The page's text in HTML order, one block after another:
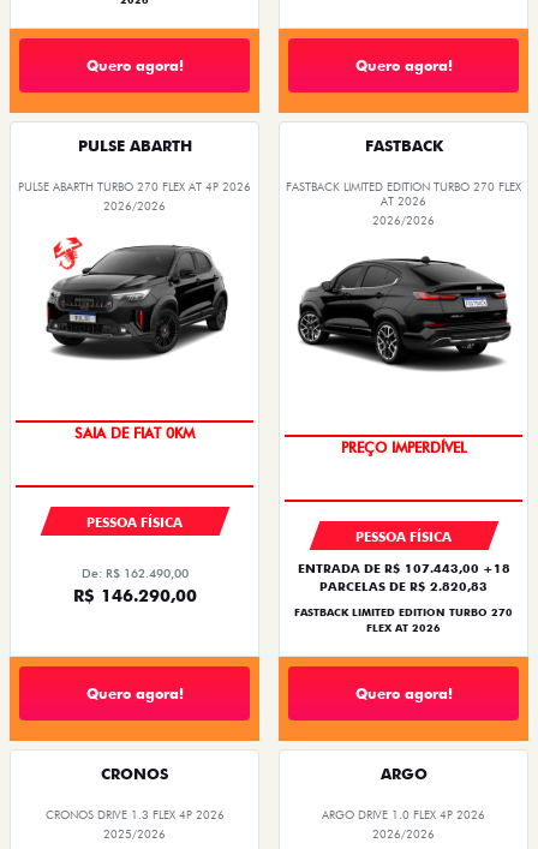
Quero agora! Quero agora!
PULSE ABARTH
PULSE ABARTH TURBO 270 FLEX AT 4P 2026
2026/2026
SAIA DE FIAT 0KM
PESSOA FÍSICA
De: R$ 162.490,00
R$ 146.290,00
Quero agora!
FASTBACK
FASTBACK LIMITED EDITION TURBO 270 FLEX
AT 2026
2026/2026
PREÇO IMPERDÍVEL
PESSOA FÍSICA
ENTRADA DE R$ 107.443,00 +18
PARCELAS DE R$ 2.820,83
FASTBACK LIMITED EDITION TURBO 270
FLEX AT 2026
Quero agora!
CRONOS
CRONOS DRIVE 1.3 FLEX 4P 2026
2025/2026
ARGO
ARGO DRIVE 1.0 FLEX 4P 2026
2026/2026